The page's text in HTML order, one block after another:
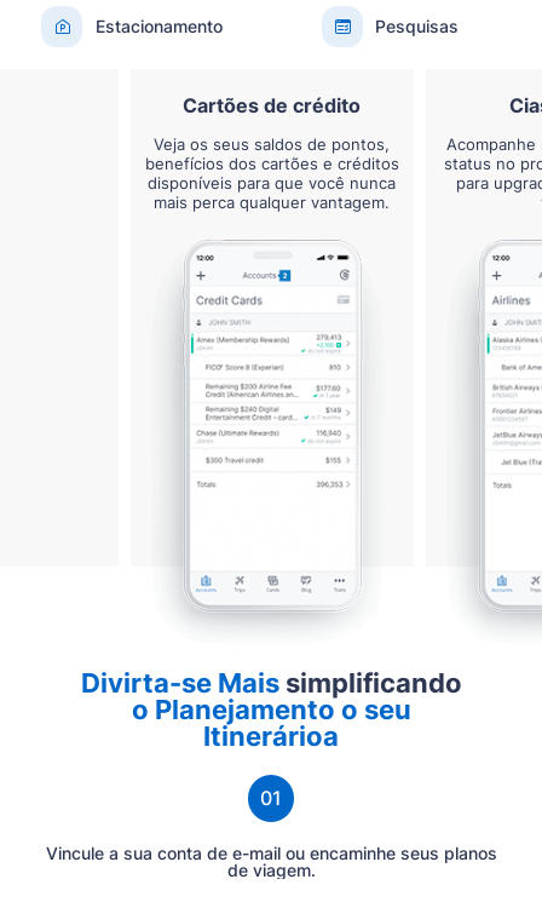
Estacionamento Pesquisas
Cartões de crédito
Veja os seus saldos de pontos,
benefícios dos cartões e créditos
disponíveis para que você nunca
mais perca qualquer vantagem.
Acompanhe
status no
para
Divirta-se Maissimplificando
o Planejamento o seu
Itinerárioa
01
Vincule a sua conta de e-mail ou encaminhe seus planos
de viagem.